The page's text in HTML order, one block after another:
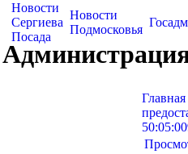
Новости
Сергиева
Посада
Новости
Подмосковья
Главная